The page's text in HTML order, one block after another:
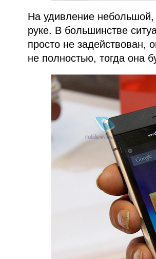
На удивление
руке. В большинстве
просто не задействован,
не полностью, тогда она